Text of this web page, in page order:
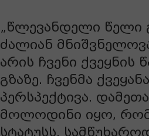
„წლევანდელი წელი
ძალიან
არის ჩვენი ქვეყნის
გზაზე. ჩვენმა
პერსპექტივა.
მოლოდინი იყო, რომ
სტატუსს.